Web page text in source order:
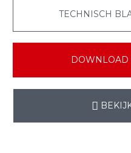
TECHNISCH
DOWNLOAD